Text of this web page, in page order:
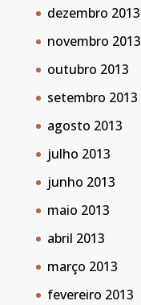
dezembro 2013
novembro 2013
outubro 2013
setembro 2013
agosto 2013
julho 2013
junho 2013
maio 2013
abril 2013
março 2013
fevereiro 2013